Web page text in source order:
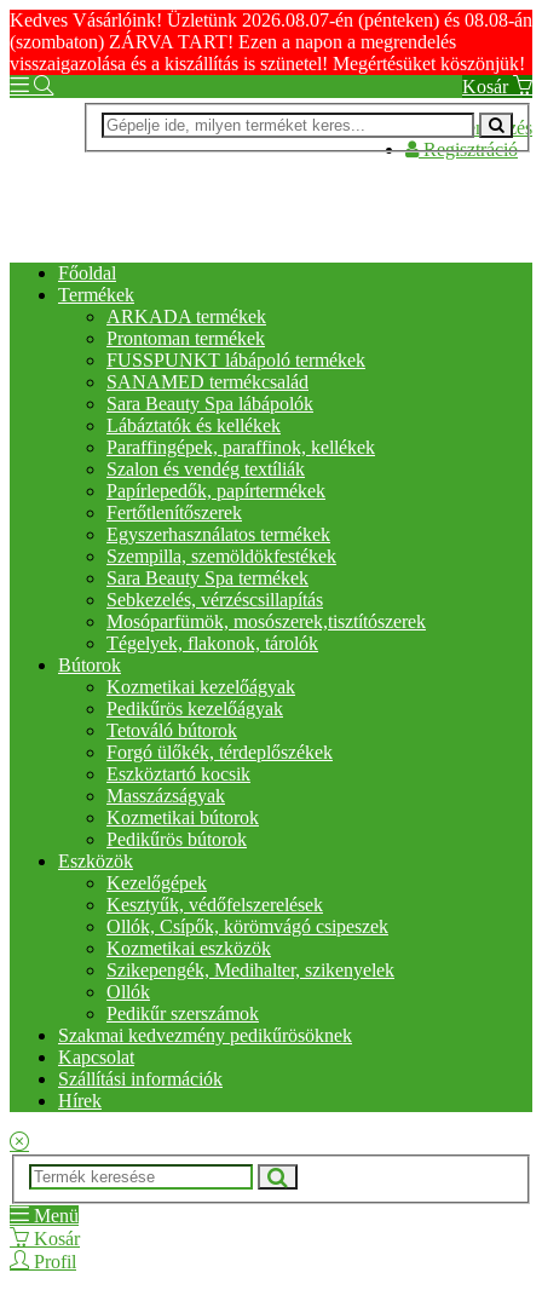
Kedves Vásárlóink! Üzletünk 2026.08.07-én (pénteken) és 08.08-án
(szombaton) ZÁRVA TART! Ezen a napon a megrendelés
visszaigazolása és a kiszállítás is szünetel! Megértésüket köszönjük!
Kosár
Bejelentkezés
Regisztráció
Főoldal
Termékek
ARKADA termékek
Prontoman termékek
FUSSPUNKT lábápoló termékek
SANAMED termékcsalád
Sara Beauty Spa lábápolók
Lábáztatók és kellékek
Paraffingépek, paraffinok, kellékek
Szalon és vendég textíliák
Papírlepedők, papírtermékek
Fertőtlenítőszerek
Egyszerhasználatos termékek
Szempilla, szemöldökfestékek
Sara Beauty Spa termékek
Sebkezelés, vérzéscsillapítás
Mosóparfümök, mosószerek,tisztítószerek
Tégelyek, flakonok, tárolók
Bútorok
Kozmetikai kezelőágyak
Pedikűrös kezelőágyak
Tetováló bútorok
Forgó ülőkék, térdeplőszékek
Eszköztartó kocsik
Masszázságyak
Kozmetikai bútorok
Pedikűrös bútorok
Eszközök
Kezelőgépek
Kesztyűk, védőfelszerelések
Ollók, Csípők, körömvágó csipeszek
Kozmetikai eszközök
Szikepengék, Medihalter, szikenyelek
Ollók
Pedikűr szerszámok
Szakmai kedvezmény pedikűrösöknek
Kapcsolat
Szállítási információk
Hírek
Menü
Kosár
Profil